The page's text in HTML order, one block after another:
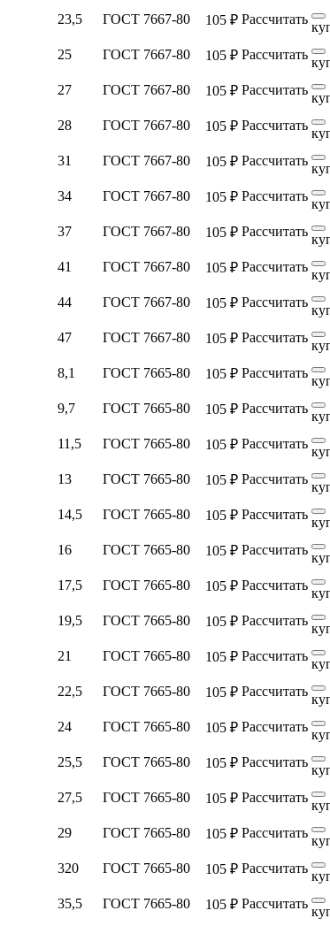
23,5 ГОСТ 7667-80 105 ₽ Рассчитать
25 ГОСТ 7667-80 105 ₽ Рассчитать
27 ГОСТ 7667-80 105 ₽ Рассчитать
28 ГОСТ 7667-80 105 ₽ Рассчитать
31 ГОСТ 7667-80 105 ₽ Рассчитать
34 ГОСТ 7667-80 105 ₽ Рассчитать
37 ГОСТ 7667-80 105 ₽ Рассчитать
41 ГОСТ 7667-80 105 ₽ Рассчитать
44 ГОСТ 7667-80 105 ₽ Рассчитать
47 ГОСТ 7667-80 105 ₽ Рассчитать
8,1 ГОСТ 7665-80 105 ₽ Рассчитать
9,7 ГОСТ 7665-80 105 ₽ Рассчитать
11,5 ГОСТ 7665-80 105 ₽ Рассчитать
13 ГОСТ 7665-80 105 ₽ Рассчитать
14,5 ГОСТ 7665-80 105 ₽ Рассчитать
16 ГОСТ 7665-80 105 ₽ Рассчитать
17,5 ГОСТ 7665-80 105 ₽ Рассчитать
19,5 ГОСТ 7665-80 105 ₽ Рассчитать
21 ГОСТ 7665-80 105 ₽ Рассчитать
22,5 ГОСТ 7665-80 105 ₽ Рассчитать
24 ГОСТ 7665-80 105 ₽ Рассчитать
25,5 ГОСТ 7665-80 105 ₽ Рассчитать
27,5 ГОСТ 7665-80 105 ₽ Рассчитать
29 ГОСТ 7665-80 105 ₽ Рассчитать
320 ГОСТ 7665-80 105 ₽ Рассчитать
35,5 ГОСТ 7665-80 105 ₽ Рассчитать